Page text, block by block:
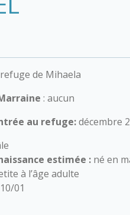
refuge de Mihaela
: aucun
au refuge:décembre
estimée : né en
à l’âge adulte
01